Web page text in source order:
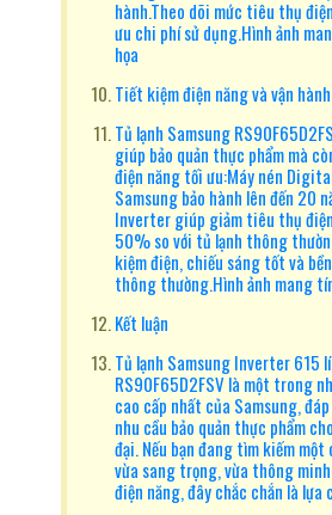
hành.Theo dõi mức tiêu thụ
ưu chi phí sử dụng.Hình ảnh
họa
Tiết kiệm điện năng và vận
Tủ lạnh Samsung
giúp bảo quản thực phẩm mà
điện năng tối ưu:Máy nén
Samsung bảo hành lên đến 20
Inverter giúp giảm tiêu thụ
50% so với tủ lạnh thông
kiệm điện, chiếu sáng tốt và
thông thường.Hình ảnh mang
Kết luận
Tủ lạnh Samsung Inverter 615
RS90F65D2FSV là một trong
cao cấp nhất của Samsung,
nhu cầu bảo quản thực phẩm
đại. Nếu bạn đang tìm kiếm
vừa sang trọng, vừa thông
điện năng, đây chắc chắn là lựa